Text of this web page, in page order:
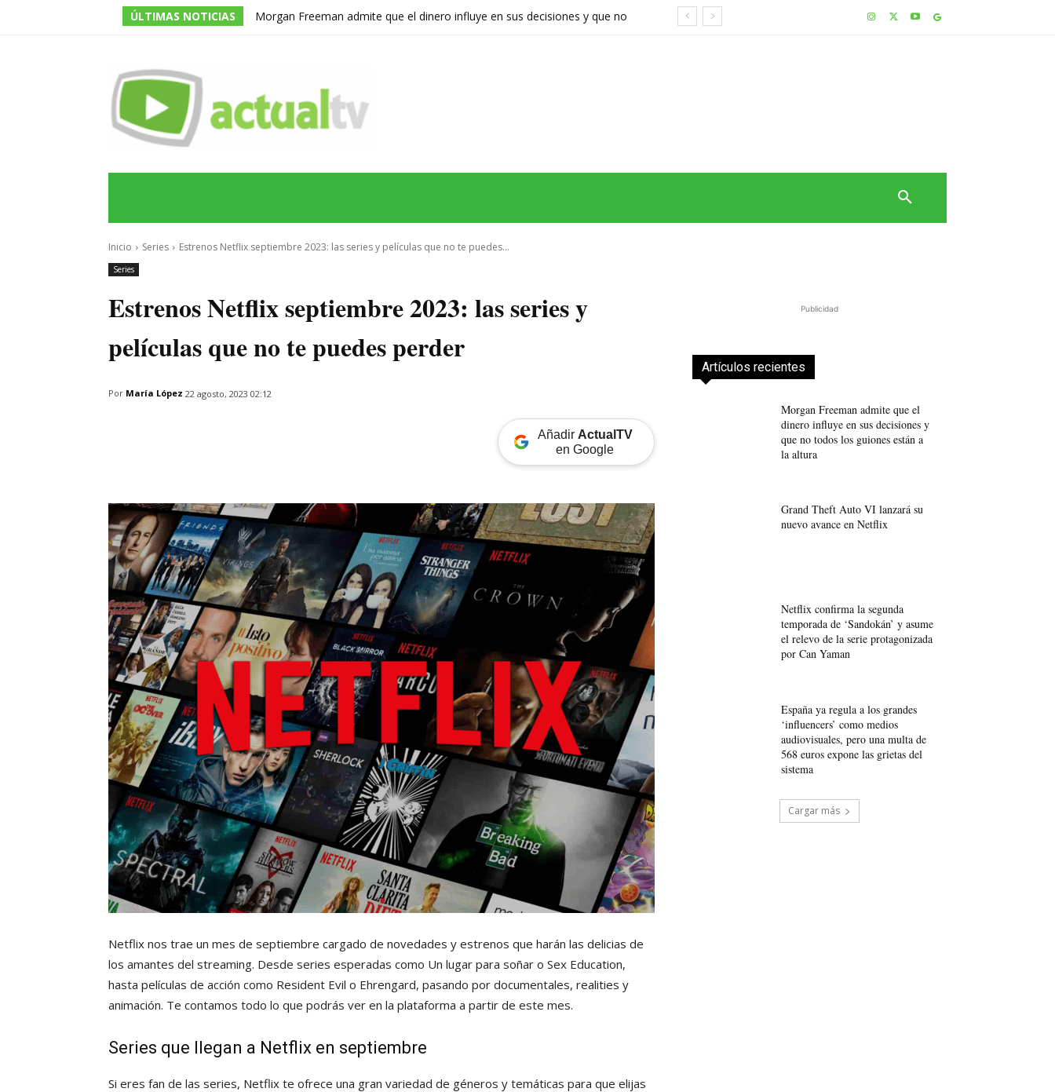
ÚLTIMAS NOTICIAS
Morgan Freeman admite que el dinero influye en sus decisiones y que no
Inicio Series Estrenos Netflix septiembre 2023: las series y películas que no te puedes...
Series
Estrenos Netflix septiembre 2023: las series y
películas que no te puedes perder
Por María López 22 agosto, 2023 02:12
Añadir ActualTV
en Google
Netflix nos trae un mes de septiembre cargado de novedades y estrenos que harán las delicias de
los amantes del streaming. Desde series esperadas como Un lugar para soñar o Sex Education,
hasta películas de acción como Resident Evil o Ehrengard, pasando por documentales, realities y
animación. Te contamos todo lo que podrás ver en la plataforma a partir de este mes.
Series que llegan a Netflix en septiembre
Si eres fan de las series, Netflix te ofrece una gran variedad de géneros y temáticas para que elijas
Publicidad
Artículos recientes
Morgan Freeman admite que el
dinero influye en sus decisiones y
que no todos los guiones están a
la altura
Grand Theft Auto VI lanzará su
nuevo avance en Netflix
Netflix confirma la segunda
temporada de ‘Sandokán’ y asume
el relevo de la serie protagonizada
por Can Yaman
España ya regula a los grandes
‘influencers’ como medios
audiovisuales, pero una multa de
568 euros expone las grietas del
sistema
Cargar más